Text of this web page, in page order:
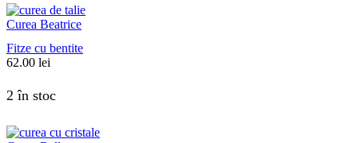
Curea Beatrice
Fitze cu bentite
62.00 lei
2 în stoc